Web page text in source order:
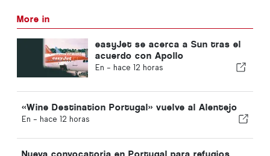
More in
easyJet se acerca a Sun tras el
acuerdo con Apollo
En - hace 12 horas
«Wine Destination Portugal» vuelve al Alentejo
En - hace 12 horas